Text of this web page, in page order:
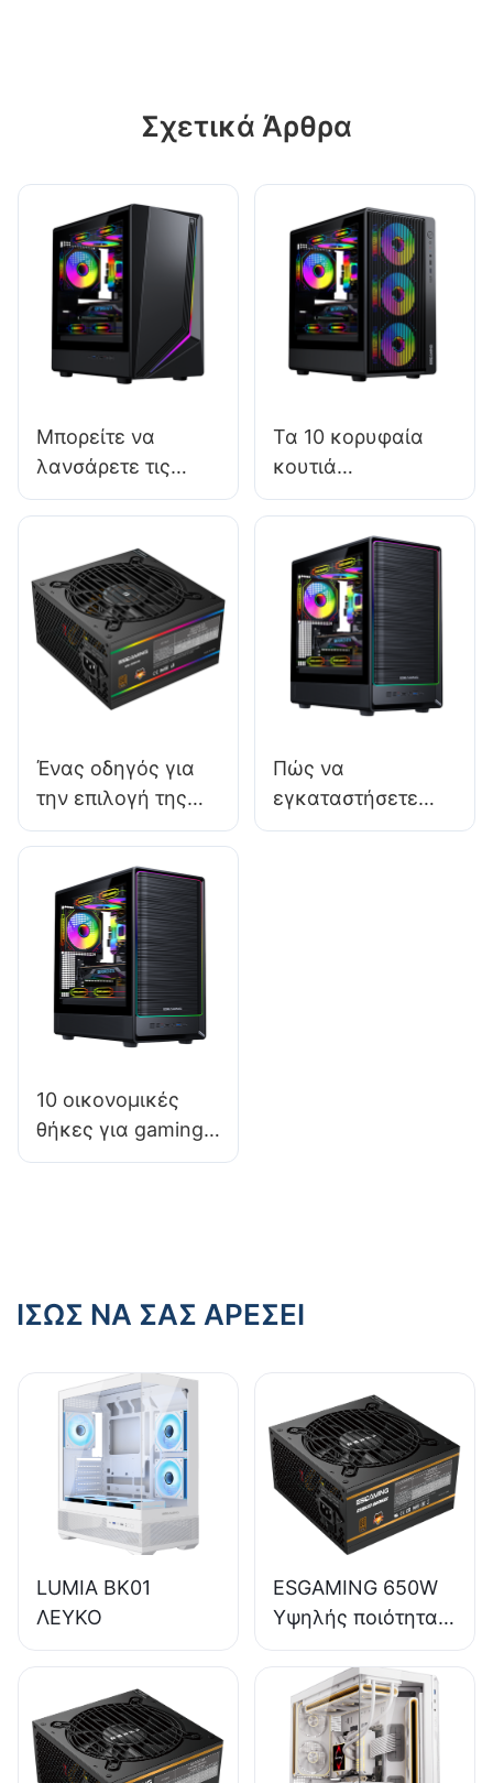
Σχετικά Άρθρα
Μπορείτε να
λανσάρετε τις
δικές σας θήκες
ιδιωτικής ετικέτας;
Τα 10 κορυφαία
κουτιά
υπολογιστών για
υψηλής
τεχνολογίας
Ένας οδηγός για
την επιλογή της
σωστής ισχύος για
του υπολογιστή
σας
Πώς να
εγκαταστήσετε
επιπλέον
10 οικονομικές
θήκες για gaming
PC με καλή
ΊΣΩΣ ΝΑ ΣΑΣ ΑΡΈΣΕΙ
LUMIA BK01
ΛΕΥΚΟ
ESGAMING 650W
Υψηλής ποιότητας,
απόδοσης 85%,
πλήρους μονάδας,
80+ Bronze,
τροφοδοτικό
επιτραπέζιου